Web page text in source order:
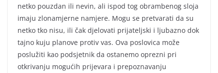
netko pouzdan ili nevin, ali ispod tog obrambenog sloja
imaju zlonamjerne namjere. Mogu se pretvarati da su
netko tko nisu, ili čak djelovati prijateljski i ljubazno dok
tajno kuju planove protiv vas. Ova poslovica može
poslužiti kao podsjetnik da ostanemo oprezni pri
otkrivanju mogućih prijevara i prepoznavanju